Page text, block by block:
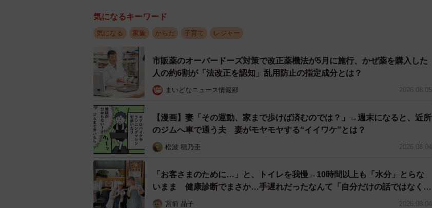
楽しめる場所でした。 特別支援や、入院で胃瘻の子は多く見ていて、身近な存在です。経口
で取れるとそれだけで刺激にもなって味や香りそんな一つ一つを大切にできる時間に私の大
切で大好きな場所が尽力してくれることがとてもうれしくて、思わずリプライしてしまいま
した。 娘ちゃんにとってとても楽しい夢の国であったらいいな…と思っています。」
「うちの妹も胃ろうで、固形物は食べられないのでTDRのレストランに『人数分の料金は払
うけど食べられないので料理は出さないでください』ってあらかじめ伝えて行ったときにペ
ーストご飯を提供いただけて、予期せず一緒に外食というとても貴重な時間を過ごせまし
た。本当にありがたや、、、」
など数々の驚きの声、感激の声が寄せられた今回の投稿。
東京ディズニーランド内のペースト加工やきざみ加工対応店舗は同施設ホームぺージの「お
食事に制限のある方へのご案内」で紹介されている。ご興味のある方はぜひご覧いただきた
い。
気になるキーワード
気になる 家族 からだ 子育て レジャー
市販薬のオーバードーズ対策で改正薬機法が5月に施行、かぜ薬を購入した
人の約6割が「法改正を認知」乱用防止の指定成分とは？
まいどなニュース情報部 2026.08.05
【漫画】妻「その運動、家まで歩けば済むのでは？」→週末になると、近所
のジムへ車で通う夫 妻がモヤモヤする“イイワケ”とは？
松波 穂乃圭 2026.08.04
「お客さまのために…」と、トイレを我慢→10時間以上も「水分」とらな
いまま 健康診断でまさか…手遅れだったなんて「自分だけの話ではなく、
日本中で起きている問題では？」
宮前 晶子 2026.08.04